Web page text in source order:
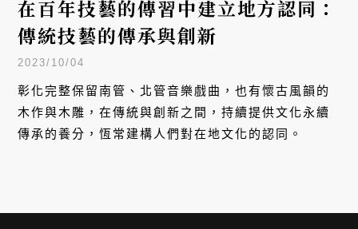
在百年技藝的傳習中建立地方認同：
傳統技藝的傳承與創新
2023/10/04
彰化完整保留南管、北管音樂戲曲，也有懷古風韻的
木作與木雕，在傳統與創新之間，持續提供文化永續
傳承的養分，恆常建構人們對在地文化的認同。